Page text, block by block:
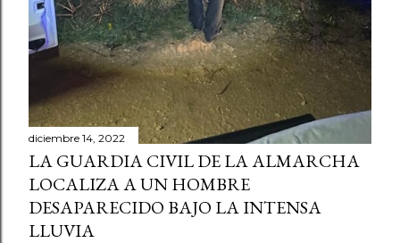
diciembre 14, 2022
LA GUARDIA CIVIL DE LA ALMARCHA
LOCALIZA A UN HOMBRE
DESAPARECIDO BAJO LA INTENSA
LLUVIA